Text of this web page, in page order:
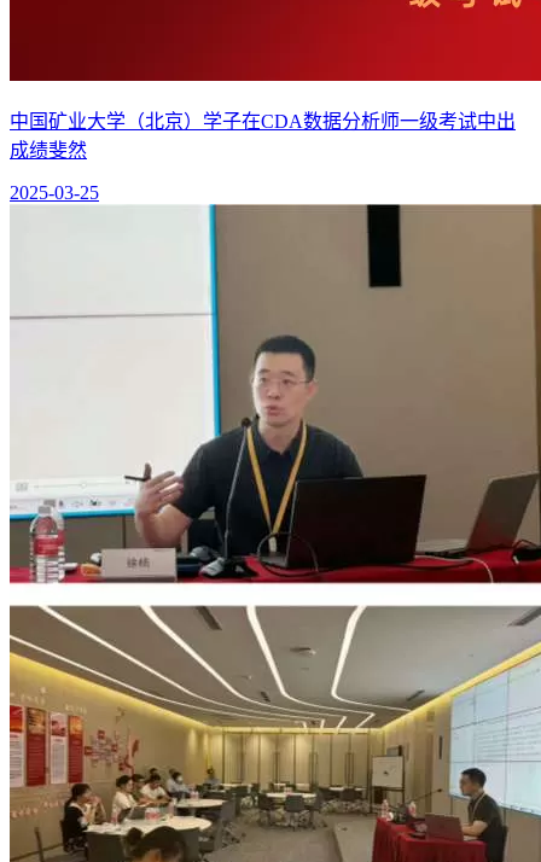
中国矿业大学（北京）学子在CDA数据分析师一级考试中出
成绩斐然
2025-03-25